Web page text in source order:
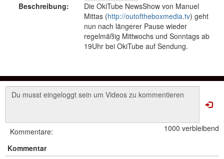
Beschreibung:
Die OkiTube NewsShow von Manuel
Mittas (http://outoftheboxmedia.tv) geht
nun nach längerer Pause wieder
regelmäßig Mittwochs und Sonntags ab
19Uhr bei OkiTube auf Sendung.
1000 verbleibend
Kommentare:
Kommentar